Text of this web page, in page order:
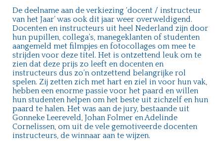
De deelname aan de verkiezing ‘docent / instructeur
van het Jaar’ was ook dit jaar weer overweldigend.
Docenten en instructeurs uit heel Nederland zijn door
hun pupillen, collega’s, manegeklanten of studenten
aangemeld met filmpjes en fotocollages om mee te
strijden voor deze titel. Het is ontzettend leuk om te
zien dat deze prijs zo leeft en docenten en
instructeurs dus zo’n ontzettend belangrijke rol
spelen. Zij zetten zich met hart en ziel in voor hun vak,
hebben een enorme passie voor het paard en willen
hun studenten helpen om het beste uit zichzelf en hun
paard te halen. Het was aan de jury, bestaande uit
Gonneke Leereveld, Johan Folmer en Adelinde
Cornelissen, om uit de vele gemotiveerde docenten
instructeurs, de winnaar aan te wijzen.